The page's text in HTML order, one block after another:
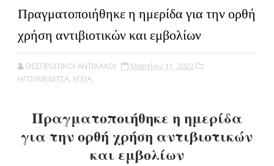
Πραγματοποιήθηκε η ημερίδα για την ορθή
χρήση αντιβιοτικών και εμβολίων
ΘΕΣΠΡΩΤΙΚΟΙ ΑΝΤΙΛΑΛΟΙ
Μαρτίου 11, 2022
ΗΓΟΥΜΕΝΙΤΣΑ, ΥΓΕΙΑ,
Πραγματοποιήθηκε η ημερίδα
για την ορθή χρήση αντιβιοτικών
και εμβολίων